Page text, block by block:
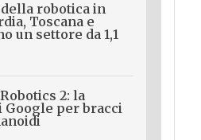
robotica in
Toscana e
un settore da 1,1
2: la
Google per bracci